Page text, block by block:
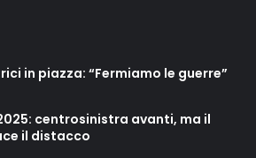
in piazza: “Fermiamo le guerre”
centrosinistra avanti, ma il
il distacco